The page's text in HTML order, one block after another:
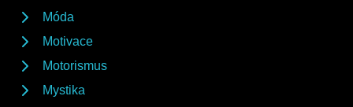
Móda
Motivace
Motorismus
Mystika